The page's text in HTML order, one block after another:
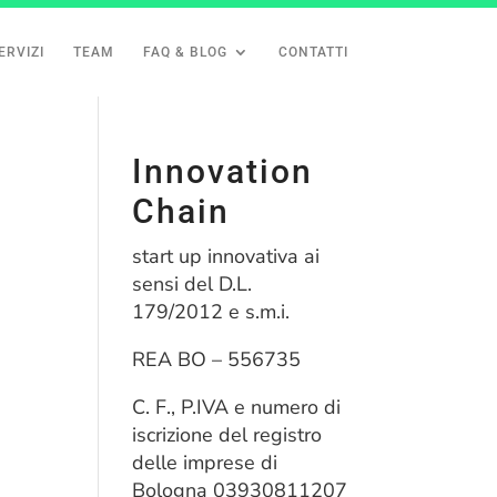
TEAM FAQ & BLOG CONTATTI
Innovation
Chain
start up innovativa ai
sensi del D.L.
179/2012 e s.m.i.
REA BO – 556735
C. F., P.IVA e numero di
iscrizione del registro
delle imprese di
Bologna 03930811207